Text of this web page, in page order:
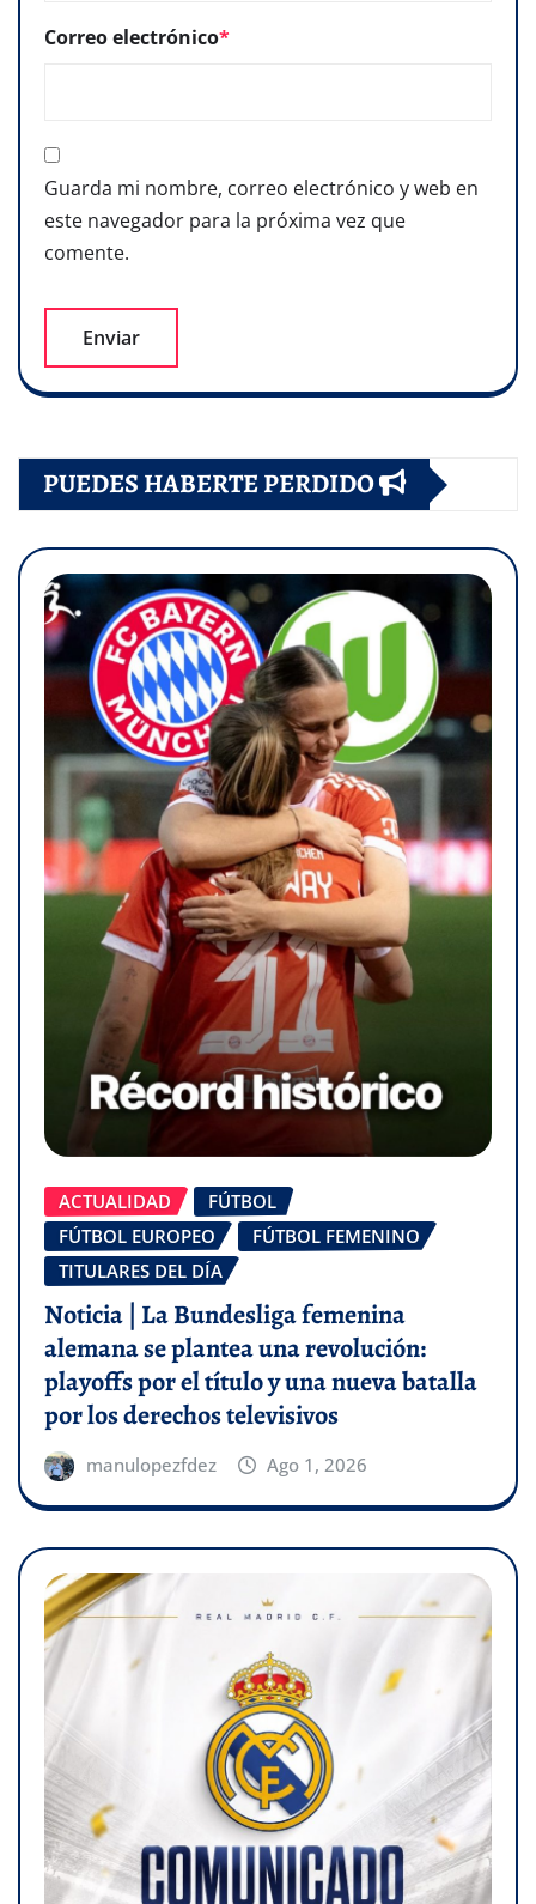
Correo electrónico*
Guarda mi nombre, correo electrónico y web en
este navegador para la próxima vez que
comente.
PUEDES HABERTE PERDIDO
ACTUALIDAD
FÚTBOL
FÚTBOL EUROPEO
FÚTBOL FEMENINO
TITULARES DEL DÍA
Noticia | La Bundesliga femenina
alemana se plantea una revolución:
playoffs por el título y una nueva batalla
por los derechos televisivos
manulopezfdez Ago 1, 2026